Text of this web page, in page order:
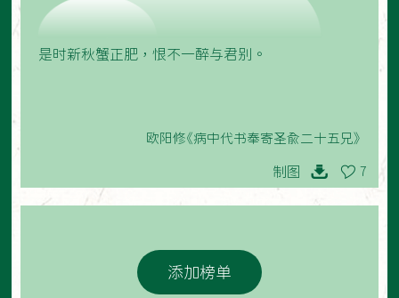
是时新秋蟹正肥，恨不一醉与君别。
欧阳修《病中代书奉寄圣俞二十五兄》
制图 7
添加榜单